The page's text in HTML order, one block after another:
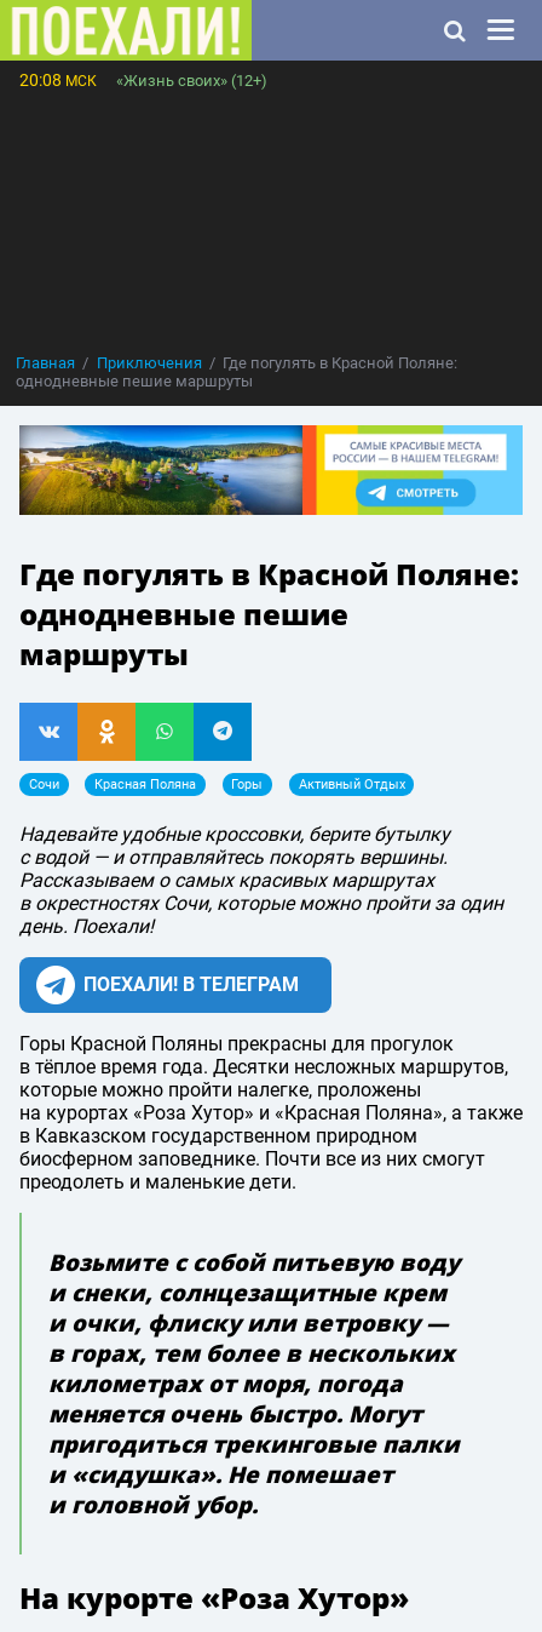
20:08 МСК «Жизнь своих» (12+)
Главная Приключения
Где погулять в Красной Поляне:
однодневные пешие маршруты
Где погулять в Красной Поляне:
однодневные пешие
маршруты
Сочи Красная Поляна Горы Активный Отдых
Надевайте удобные кроссовки, берите бутылку
с водой — и отправляйтесь покорять вершины.
Рассказываем о самых красивых маршрутах
в окрестностях Сочи, которые можно пройти за один
день. Поехали!
ПОЕХАЛИ! В ТЕЛЕГРАМ
Горы Красной Поляны прекрасны для прогулок
в тёплое время года. Десятки несложных маршрутов,
которые можно пройти налегке, проложены
на курортах «Роза Хутор» и «Красная Поляна», а также
в Кавказском государственном природном
биосферном заповеднике. Почти все из них смогут
преодолеть и маленькие дети.
Возьмите с собой питьевую воду
и снеки, солнцезащитные крем
и очки, флиску или ветровку —
в горах, тем более в нескольких
километрах от моря, погода
меняется очень быстро. Могут
пригодиться трекинговые палки
и «сидушка». Не помешает
и головной убор.
На курорте «Роза Хутор»